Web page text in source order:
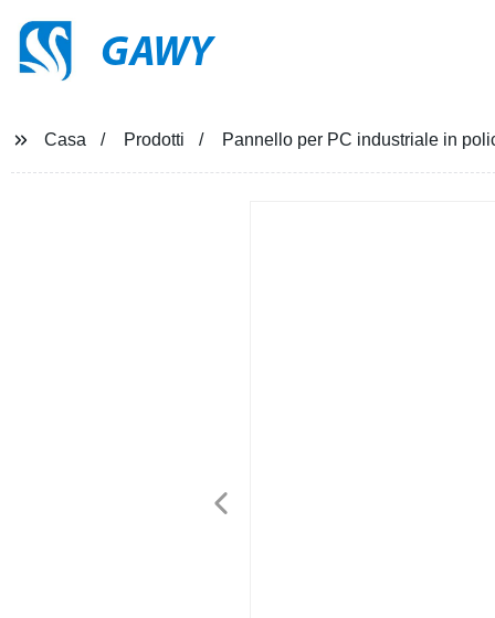
GAWY
Casa Prodotti Pannello per PC industriale in